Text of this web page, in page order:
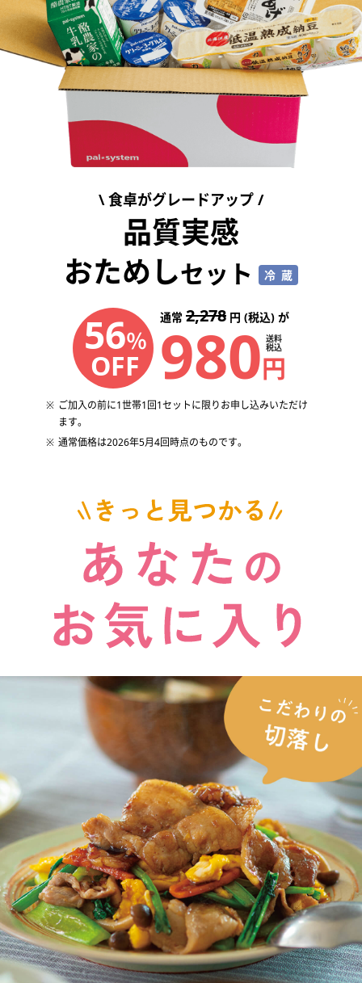
食卓がグレードアップ
品質実感
おためしセット 冷蔵
56％
OFF
通常 2,278 円 (税込) が
980 送料
税込
円
ご加入の前に1世帯1回1セットに限りお申し込みいただけ
ます。
通常価格は2026年5月4回時点のものです。